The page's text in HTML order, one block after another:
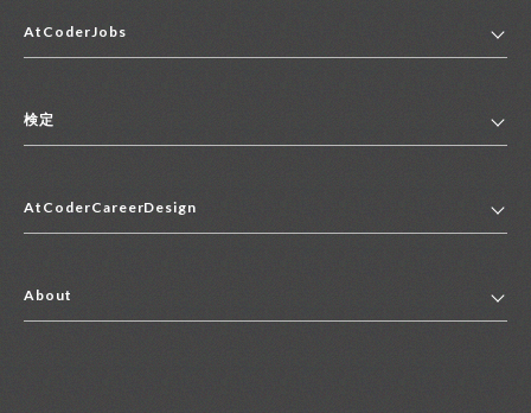
コンテスト一覧
便利リンク集
AtCoderJobs
2027年新卒採用求人一覧
中途採用求人一覧
アルバイト求人一覧
その他求人一覧
検定
マイページ
AtCoderCareerDesign
About